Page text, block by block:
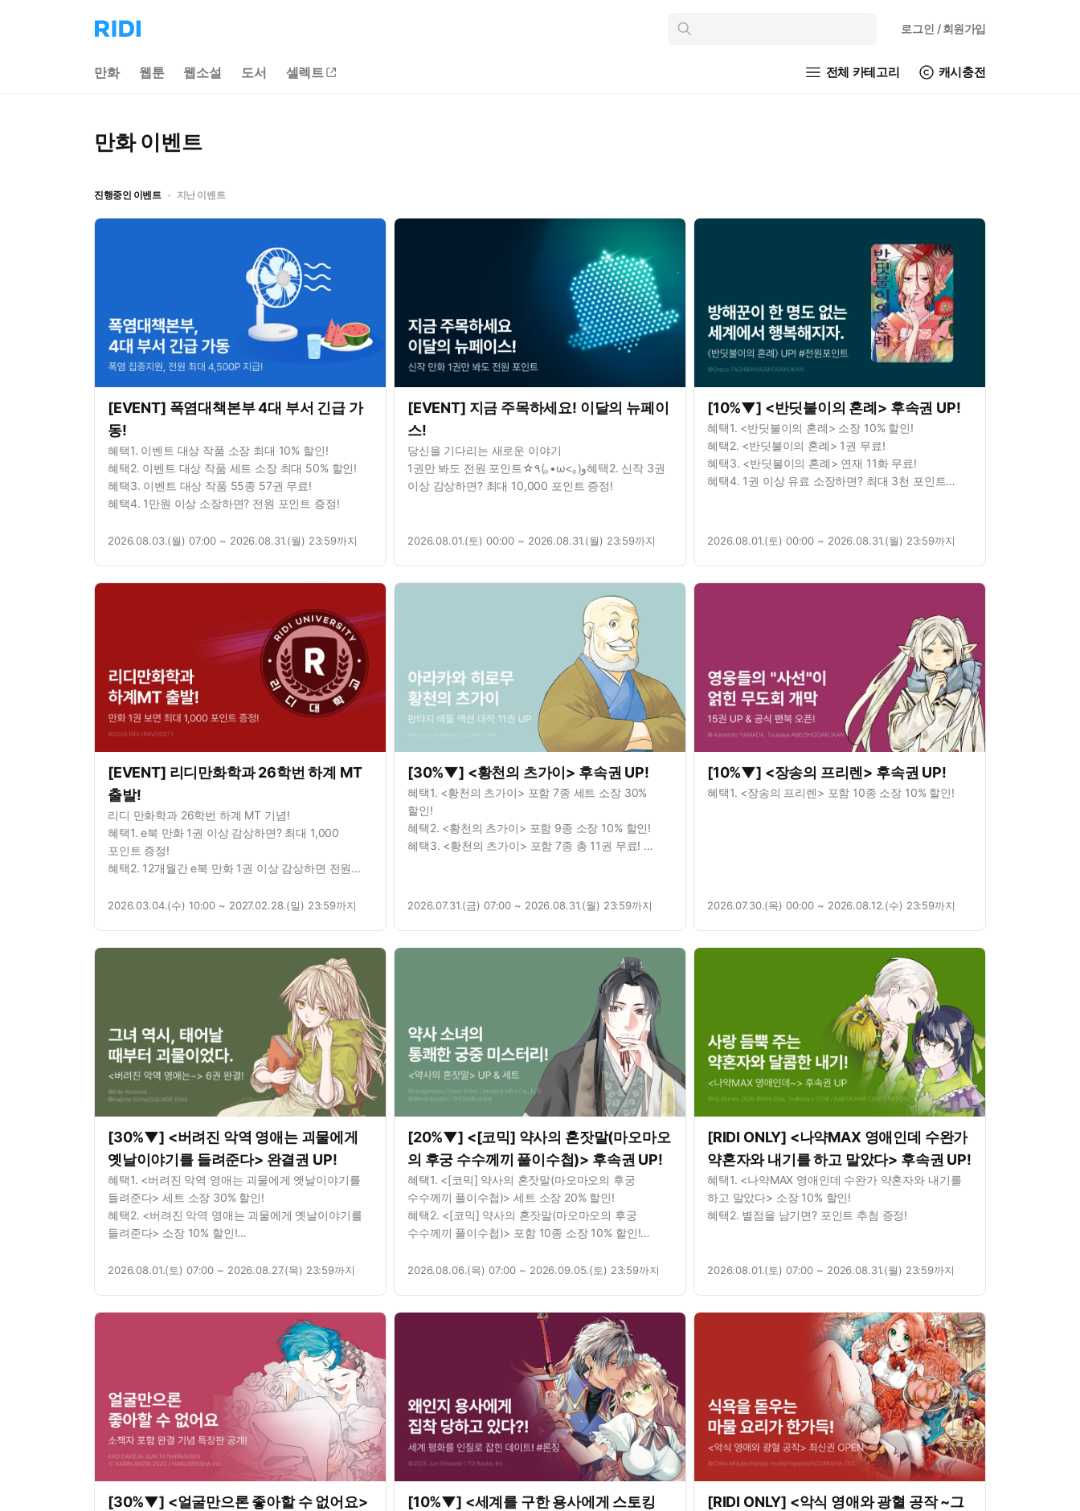
리
디
으
인
로그인 / 회원가입
만화 웹툰 웹소설 도서 셀렉트 전체 카테고리 캐시충전
만화이벤트
진행중인 이벤트 지난 이벤트
[EVENT] 폭염대책본부 4대 부서 긴급 가
동!
혜택1. 이벤트 대상 작품 소장 최대 10% 할인!
혜택2. 이벤트 대상 작품 세트 소장 최대 50% 할인!
혜택3. 이벤트 대상 작품 55종 57권 무료!
혜택4. 1만원 이상 소장하면? 전원 포인트 증정!
2026.08.03.(월) 07:00 ~ 2026.08.31.(월) 23:59까지
[EVENT] 지금 주목하세요! 이달의 뉴페이
스!
당신을 기다리는 새로운 이야기
1권만 봐도 전원 포인트☆٩(｡•ω<｡)و혜택2. 신작 3권
이상 감상하면? 최대 10,000 포인트 증정!
2026.08.01.(토) 00:00 ~ 2026.08.31.(월) 23:59까지
[10%▼] <반딧불이의 혼례> 후속권 UP!
혜택1. <반딧불이의 혼례> 소장 10% 할인!
혜택2. <반딧불이의 혼례> 1권 무료!
혜택3. <반딧불이의 혼례> 연재 11화 무료!
혜택4. 1권 이상 유료 소장하면? 최대 3천 포인트
2026.08.01.(토) 00:00 ~ 2026.08.31.(월) 23:59까지
[EVENT] 리디만화학과 26학번 하계 MT
출발!
리디 만화학과 26학번 하계 MT 기념!
혜택1. e북 만화 1권 이상 감상하면? 최대 1,000
포인트 증정!
혜택2. 12개월간 e북 만화 1권 이상 감상하면 전원
2026.03.04.(수) 10:00 ~ 2027.02.28.(일) 23:59까지
[30%▼] <황천의 츠가이> 후속권 UP!
혜택1. <황천의 츠가이> 포함 7종 세트 소장 30%
할인!
혜택2. <황천의 츠가이> 포함 9종 소장 10% 할인!
혜택3. <황천의 츠가이> 포함 7종 총 11권 무료!
2026.07.31.(금) 07:00 ~ 2026.08.31.(월) 23:59까지
[10%▼] <장송의 프리렌> 후속권 UP!
혜택1. <장송의 프리렌> 포함 10종 소장 10% 할인!
2026.07.30.(목) 00:00 ~ 2026.08.12.(수) 23:59까지
[30%▼] <버려진 악역 영애는 괴물에게
옛날이야기를 들려준다> 완결권 UP!
혜택1. <버려진 악역 영애는 괴물에게 옛날이야기를
들려준다> 세트 소장 30% 할인!
혜택2. <버려진 악역 영애는 괴물에게 옛날이야기를
들려준다> 소장 10% 할인!
들려준다> 1권 무료!
혜택5. 별점을 남기면? 포인트 추첨 증정!
2026.08.01.(토) 07:00 ~ 2026.08.27.(목) 23:59까지
[20%▼] <[코믹] 약사의 혼잣말(마오마오
의 후궁 수수께끼 풀이수첩)> 후속권 UP!
혜택1. <[코믹] 약사의 혼잣말(마오마오의 후궁
수수께끼 풀이수첩)> 세트 소장 20% 할인!
혜택2. <[코믹] 약사의 혼잣말(마오마오의 후궁
수수께끼 풀이수첩)> 포함 10종 소장 10% 할인!
수수께끼 풀이수첩)> 1권 무료!
2026.08.06.(목) 07:00 ~ 2026.09.05.(토) 23:59까지
[RIDI ONLY] <나약MAX 영애인데 수완가
약혼자와 내기를 하고 말았다> 후속권 UP!
혜택1. <나약MAX 영애인데 수완가 약혼자와 내기를
하고 말았다> 소장 10% 할인!
혜택2. 별점을 남기면? 포인트 추첨 증정!
2026.08.01.(토) 07:00 ~ 2026.08.31.(월) 23:59까지
[30%▼] <얼굴만으론 좋아할 수 없어요>
[10%▼] <세계를 구한 용사에게 스토킹
[RIDI ONLY] <악식 영애와 광혈 공작 ~그